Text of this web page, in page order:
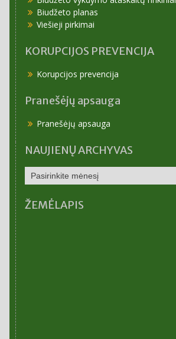
Biudžeto planas
Viešieji pirkimai
KORUPCIJOS PREVENCIJA
Korupcijos prevencija
Pranešėjų apsauga
Pranešėjų apsauga
NAUJIENŲ ARCHYVAS
NAUJIENŲ
ARCHYVAS
ŽEMĖLAPIS